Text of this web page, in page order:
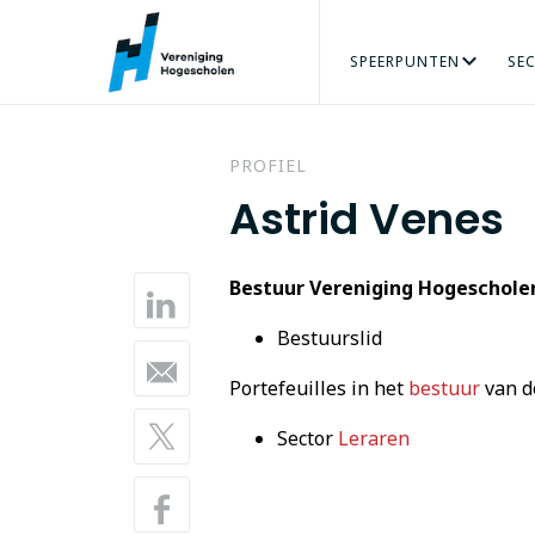
SPEERPUNTEN
ARBEIDSMARKT TALENT VERZILVEREN
AGRO & FOOD ECONOMIE
ORGANISATIE ONZE MENSEN VACATURES
ADRES PERS VRAAG
PROFIEL
Astrid Venes
Bestuur Vereniging
Bestuurslid
Portefeuilles in het bestuurvan
Sector Leraren